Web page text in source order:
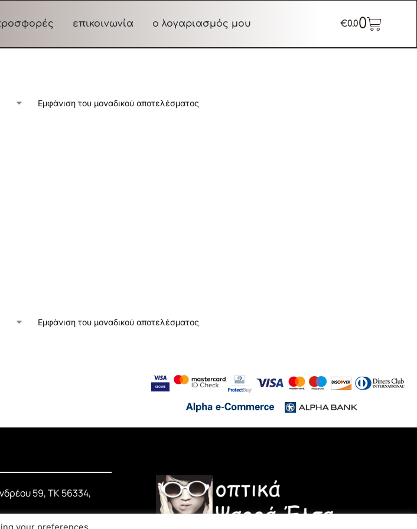
επικοινωνία ο λογαριασμός μου €0.00
Εμφάνιση του μοναδικού αποτελέσματος
Εμφάνιση του μοναδικού αποτελέσματος
59, ΤΚ 56334,